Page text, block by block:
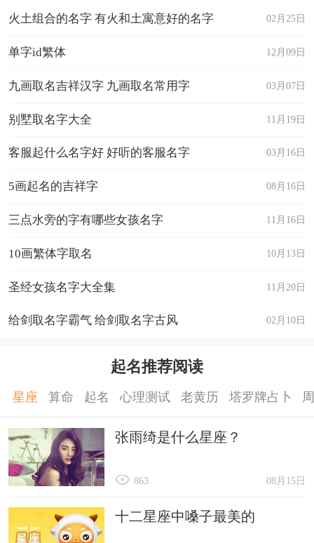
02月25日
火土组合的名字 有火和土寓意好的名字
12月09日
单字id繁体
03月07日
九画取名吉祥汉字 九画取名常用字
11月19日
别墅取名字大全
03月16日
客服起什么名字好 好听的客服名字
08月16日
5画起名的吉祥字
11月16日
三点水旁的字有哪些女孩名字
10月13日
10画繁体字取名
11月20日
圣经女孩名字大全集
02月10日
给剑取名字霸气 给剑取名字古风
起名推荐阅读
星座 算命 起名 心理测试 老黄历 塔罗牌占卜
张雨绮是什么星座？
08月15日
863
十二星座中嗓子最美的